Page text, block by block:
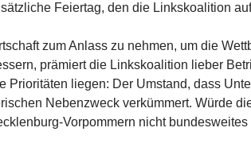
Feiertag, den die Linkskoalition
zum Anlass zu nehmen, um die
prämiert die Linkskoalition lieber
Prioritäten liegen: Der Umstand, dass
Nebenzweck verkümmert. Würde
Vorpommern nicht